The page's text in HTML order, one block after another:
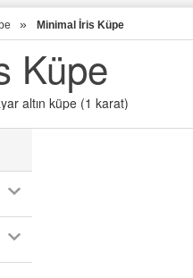
» Minimal İris Küpe
Küpe
altın küpe (1 karat)